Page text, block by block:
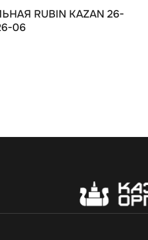
RUBIN KAZAN 26-
06